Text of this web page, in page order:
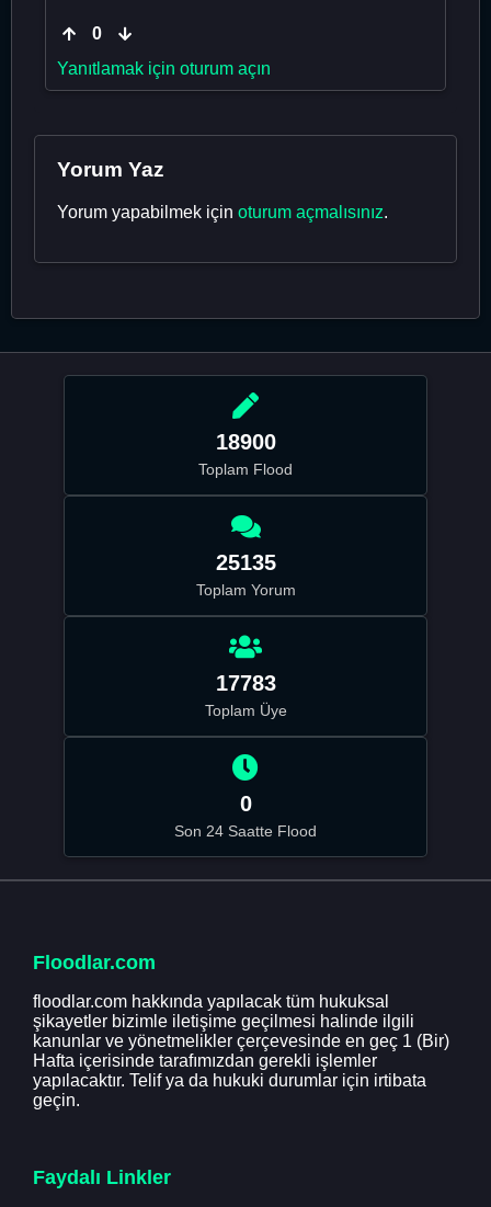
0
Yanıtlamak için oturum açın
Yorum Yaz
Yorum yapabilmek için oturum açmalısınız.
18900
Toplam Flood
25135
Toplam Yorum
17783
Toplam Üye
0
Son 24 Saatte Flood
Floodlar.com
floodlar.com hakkında yapılacak tüm hukuksal
şikayetler bizimle iletişime geçilmesi halinde ilgili
kanunlar ve yönetmelikler çerçevesinde en geç 1 (Bir)
Hafta içerisinde tarafımızdan gerekli işlemler
yapılacaktır. Telif ya da hukuki durumlar için irtibata
geçin.
Faydalı Linkler